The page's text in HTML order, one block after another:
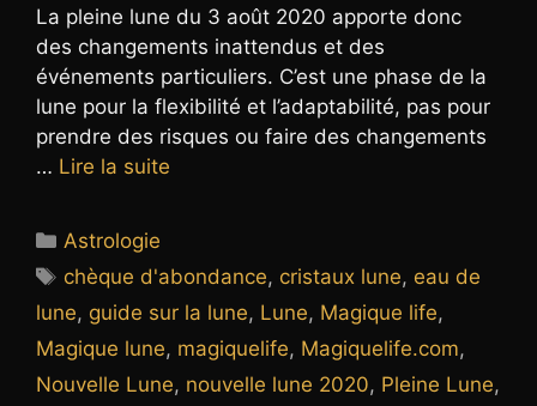
La pleine lune du 3 août 2020 apporte donc
des changements inattendus et des
événements particuliers. C’est une phase de la
lune pour la flexibilité et l’adaptabilité, pas pour
prendre des risques ou faire des changements
… Lire la suite
Catégories
Astrologie
Étiquettes
chèque d'abondance, cristaux lune, eau de
lune, guide sur la lune, Lune, Magique life,
Magique lune, magiquelife, Magiquelife.com,
Nouvelle Lune, nouvelle lune 2020, Pleine Lune,